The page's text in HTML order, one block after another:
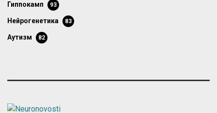
гиппокамп 93
нейрогенетика 83
аутизм 82